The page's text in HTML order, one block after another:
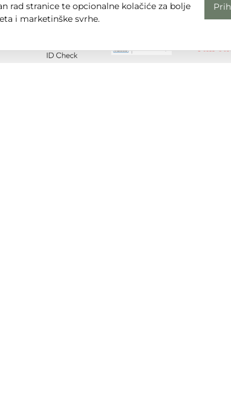
rad stranice te opcionalne kolačiće za bolje
i marketinške svrhe.